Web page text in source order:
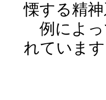
慄する精
例によっ
れています